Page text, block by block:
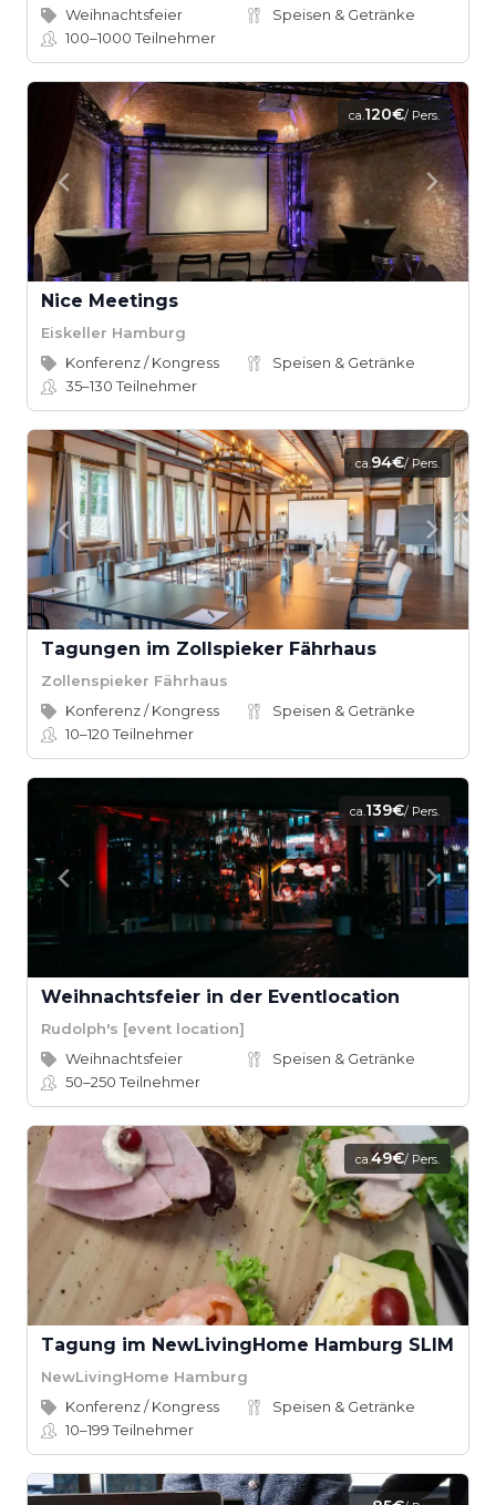
Weihnachtsfeier
Speisen & Getränke
100–1000Teilnehmer
ca.120€/ Pers.
Nice Meetings
Eiskeller Hamburg
Konferenz / Kongress
Speisen & Getränke
35–130Teilnehmer
ca.94€/ Pers.
Tagungen im Zollspieker Fährhaus
Zollenspieker Fährhaus
Konferenz / Kongress
Speisen & Getränke
10–120Teilnehmer
ca.139€/ Pers.
Weihnachtsfeier in der Eventlocation
Rudolph's [event location]
Weihnachtsfeier
Speisen & Getränke
50–250Teilnehmer
ca.49€/ Pers.
Tagung im NewLivingHome Hamburg SLIM
NewLivingHome Hamburg
Konferenz / Kongress
Speisen & Getränke
10–199Teilnehmer